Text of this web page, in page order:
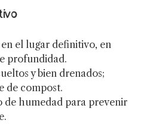
el lugar definitivo, en
profundidad.
y bien drenados;
de compost.
de humedad para prevenir